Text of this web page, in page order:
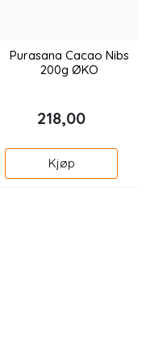
Purasana Cacao Nibs
200g ØKO
218,00
Kjøp